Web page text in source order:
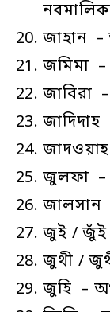
জাহান –
জমিমা –
জাবিরা
জুলফা –
জালসান
জুই / জুঁই
জুথী /
জুহি –